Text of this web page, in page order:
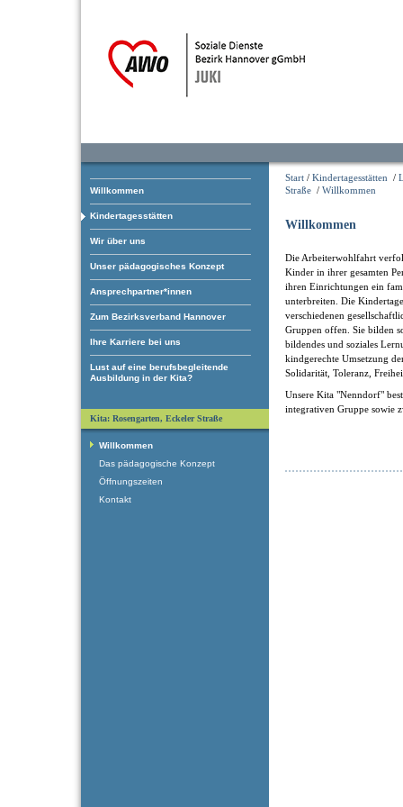
Willkommen
Kindertagesstätten
Wir über uns
Unser pädagogisches Konzept
Ansprechpartner*innen
Zum Bezirksverband Hannover
Ihre Karriere bei uns
Lust auf eine berufsbegleitende
Ausbildung in der Kita?
Start / Kindertagesstätten /
Straße / Willkommen
Willkommen
Die Arbeiterwohlfahrt
Kinder in ihrer gesamten
ihren Einrichtungen ein
unterbreiten. Die
verschiedenen
Gruppen offen. Sie bilden
bildendes und soziales
kindgerechte Umsetzung
Solidarität, Toleranz,
Unsere Kita "Nenndorf"
integrativen Gruppe sowie
Kita: Rosengarten, Eckeler Straße
Willkommen
Das pädagogische Konzept
Öffnungszeiten
Kontakt